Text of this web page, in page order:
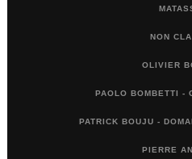
NON
OLIVIER
PAOLO BOMBETTI -
PATRICK BOUJU -
PIERRE